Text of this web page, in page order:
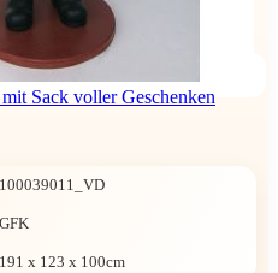
Sack voller Geschenken
100039011_VD
GFK
191 x 123 x 100cm